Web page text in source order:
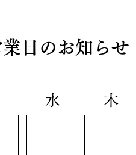
日のお知らせ
水 木